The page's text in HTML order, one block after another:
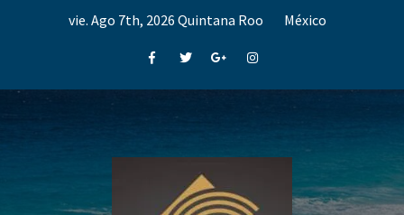
vie. Ago 7th, 2026 Quintana Roo México
FacebookTwitterGoogle+Instagram